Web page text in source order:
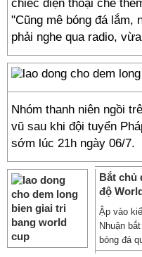
chiếc điện thoại chế
"Cũng mê bóng đá lắm,
phải nghe qua radio,
Nhóm thanh niên ngồi
vũ sau khi đội tuyển
sớm lúc 21h ngày 06/7.
Bắt chủ
độ
Ập vào
Nhuận
bóng đá